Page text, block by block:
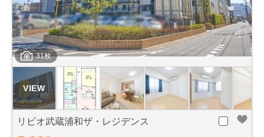
31枚
リビオ武蔵浦和ザ・レジデンス